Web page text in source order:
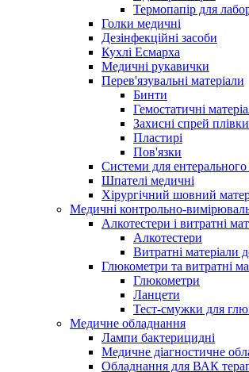
Термопапір для
Голки медичні
Дезінфекційні засоби
Кухлі Есмарха
Медичні рукавички
Перев'язувальні матеріали
Бинти
Гемостатичні
Захисні спрей плівки
Пластирі
Пов'язки
Системи для
Шпателі медичні
Хірургічний шовний
Медичні контрольно-
Алкотестери і витратні
Алкотестери
Витратні матеріали
Глюкометри та витратні
Глюкометри
Ланцети
Тест-смужки для
Медичне обладнання
Лампи бактерицидні
Медичне діагностичне
Обладнання для ВАК